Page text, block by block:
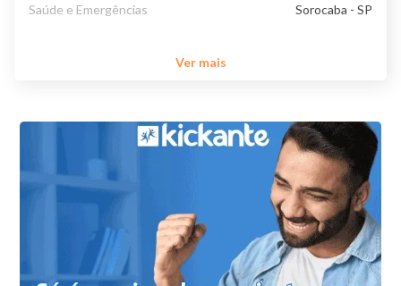
Saúde e Emergências Sorocaba - SP
Ver mais